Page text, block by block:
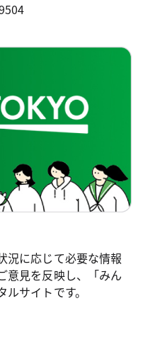
況に応じて必要な情報
意見を反映し、「みん
サイトです。